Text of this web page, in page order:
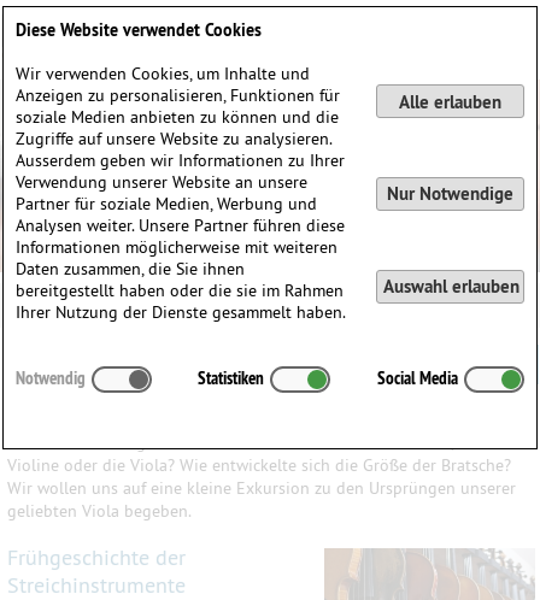
Eine kleine Geschichte der Bratsche
Ein Blog von Mascha Seitz
Violine oder die Viola? Wie entwickelte sich die Größe der Bratsche?
Wir wollen uns auf eine kleine Exkursion zu den Ursprüngen unserer
geliebten Viola begeben.
Frühgeschichte der
Streichinstrumente
Diese Website verwendet Cookies
Wir verwenden Cookies, um Inhalte und
Anzeigen zu personalisieren, Funktionen für
soziale Medien anbieten zu können und die
Zugriffe auf unsere Website zu analysieren.
Ausserdem geben wir Informationen zu Ihrer
Verwendung unserer Website an unsere
Partner für soziale Medien, Werbung und
Analysen weiter. Unsere Partner führen diese
Informationen möglicherweise mit weiteren
Daten zusammen, die Sie ihnen
bereitgestellt haben oder die sie im Rahmen
Ihrer Nutzung der Dienste gesammelt haben.
Alle erlauben
Nur Notwendige
Auswahl erlauben
Notwendig Statistiken Social Media